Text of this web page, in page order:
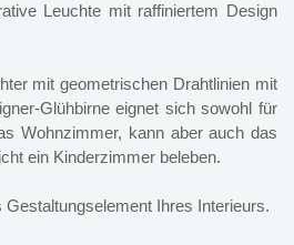
Leuchte mit raffiniertem Design
mit geometrischen Drahtlinien mit
Glühbirne eignet sich sowohl für
Wohnzimmer, kann aber auch das
ein Kinderzimmer beleben.
Ihres Interieurs.